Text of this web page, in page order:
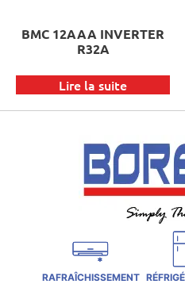
BMC 12AAA INVERTER
R32A
Lire la suite
RAFRAÎCHISSEMENT